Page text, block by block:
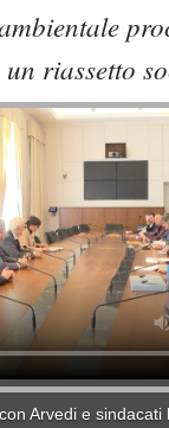
riassetto
Arvedi e sindacati